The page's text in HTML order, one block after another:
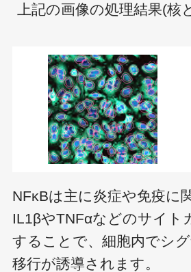
上記の画像の処理結果(
NFκBは主に炎症や免疫に
IL1βやTNFαなどのサイト
することで、細胞内でシ
移行が誘導されます。